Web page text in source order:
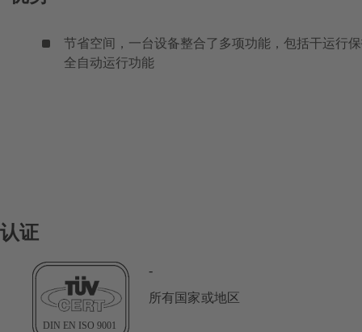
节省空间，一台设备整合了多项功能，包括干运行
全自动运行功能
认证
-
所有国家或地区